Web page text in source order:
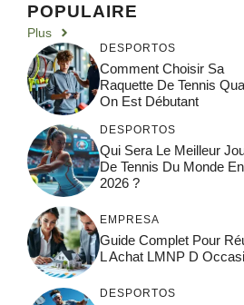
POPULAIRE
Plus
DESPORTOS
Comment Choisir Sa
Raquette De Tennis
On Est Débutant
DESPORTOS
Qui Sera Le Meilleur
De Tennis Du Monde En
2026 ?
EMPRESA
Guide Complet Pour
L Achat LMNP D
DESPORTOS